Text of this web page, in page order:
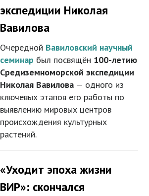
экспедиции Николая
Вавилова
Очередной Вавиловский научный
семинар был посвящён 100-летию
Средиземноморской экспедиции
Николая Вавилова — одного из
ключевых этапов его работы по
выявлению мировых центров
происхождения культурных
растений.
«Уходит эпоха жизни
ВИР»: скончался